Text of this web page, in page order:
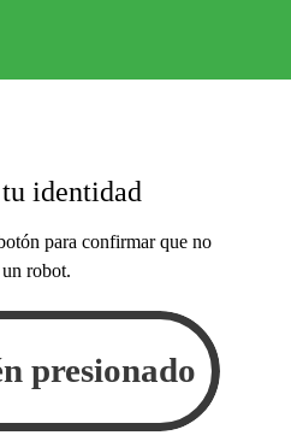
identidad
para confirmar que no
un robot.